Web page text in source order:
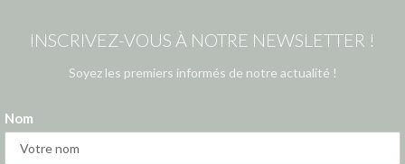
INSCRIVEZ-VOUS À NOTRE NEWSLETTER !
Soyez les premiers informés de notre actualité !
Nom